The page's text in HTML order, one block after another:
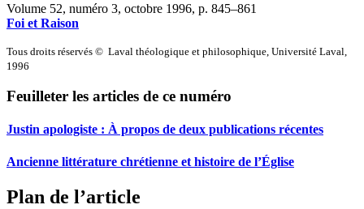
Volume 52, numéro 3, octobre 1996, p. 845–861
Foi et Raison
Tous droits réservés © Laval théologique et philosophique, Université Laval,
1996
Feuilleter les articles de ce numéro
Justin apologiste : À propos de deux publications récentes
Ancienne littérature chrétienne et histoire de l’Église
Plan de l’article